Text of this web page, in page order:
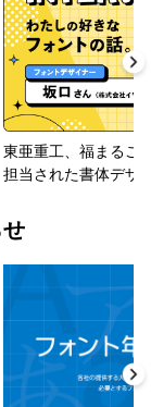
東亜重工、福まるご
担当された書体デザ